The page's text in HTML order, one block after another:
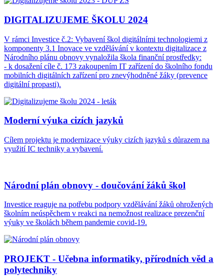
DIGITALIZUJEME ŠKOLU 2024
V rámci Investice č.2: Vybavení škol digitálními technologiemi z
komponenty 3.1 Inovace ve vzdělávání v kontextu digitalizace z
Národního plánu obnovy vynaložila škola finanční prostředky:
- k dosažení cíle č. 173 zakoupením IT zařízení do školního fondu
mobilních digitálních zařízení pro znevýhodněné žáky (prevence
digitální propasti).
Moderní výuka cizích jazyků
Cílem projektu je modernizace výuky cizích jazyků s důrazem na
využití IC techniky a vybavení.
Národní plán obnovy - doučování žáků škol
Investice reaguje na potřebu podpory vzdělávání žáků ohrožených
školním neúspěchem v reakci na nemožnost realizace prezenční
výuky ve školách během pandemie covid-19.
PROJEKT - Učebna informatiky, přírodních věd a
polytechniky